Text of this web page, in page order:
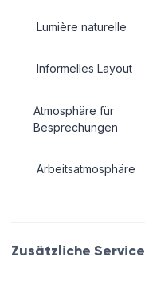
Lumière naturelle
Informelles Layout
Atmosphäre für
Besprechungen
Arbeitsatmosphäre
Zusätzliche